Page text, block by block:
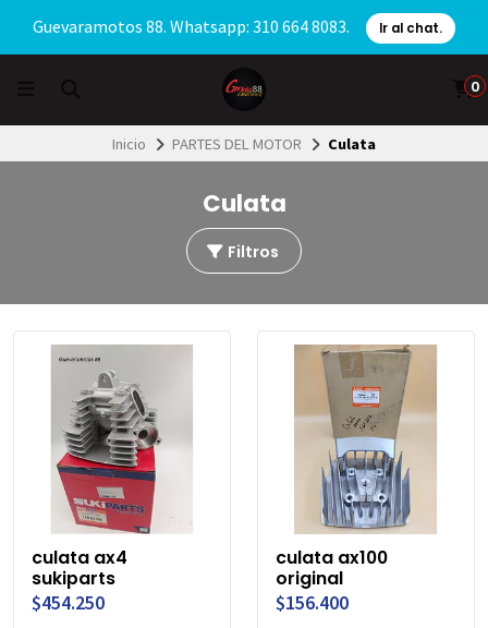
Guevaramotos 88. Whatsapp: 310 664 8083. Ir al chat.
0
Inicio PARTES DEL MOTOR Culata
Culata
Filtros
culata ax4
sukiparts
$454.250
culata ax100
original
$156.400